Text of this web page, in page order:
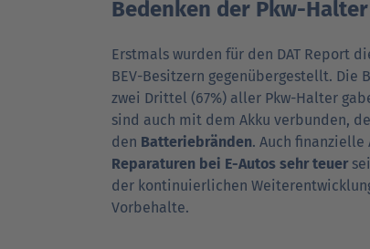
Bedenken der Pkw-
Erst­mals wurden für den DAT Report
BEV-Besitzern gegen­über­gestellt. Die
zwei Drittel (67%) aller Pkw-Halter
sind auch mit dem Akku verbun­den,
den Batterie­bränden. Auch
Repara­turen bei E-Autos sehr teuer
der kon­tinuier­lichen
Vorbe­halte.